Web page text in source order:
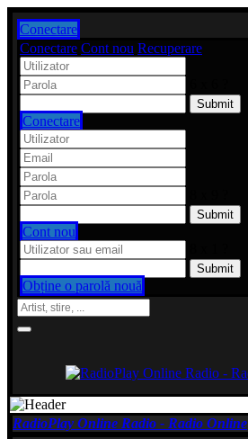
Conectare
Conectare Cont nou Recuperare
Conectare
Cont nou
Obține o parolă nouă
RadioPlay Online Radio - Radio Online